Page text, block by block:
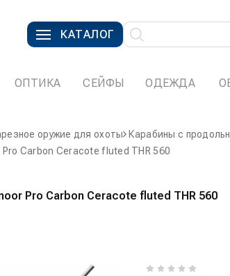
КАТАЛОГ
ОПТИКА СЕЙФЫ ОДЕЖДА
оружие для охоты Карабины с
Carbon Ceracote fluted THR 560
Pro Carbon Ceracote fluted THR 560